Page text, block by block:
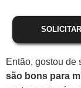
Então, gostou de
são bons para